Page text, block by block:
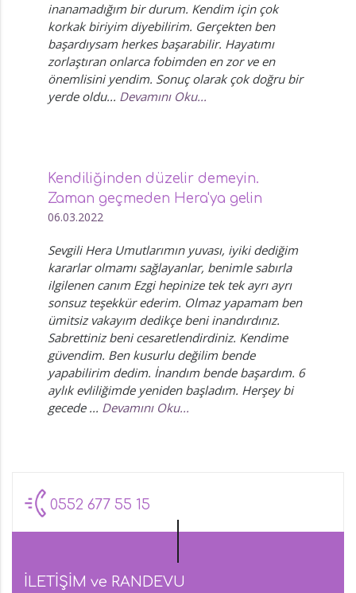
inanamadığım bir durum. Kendim için çok
korkak biriyim diyebilirim. Gerçekten ben
başardıysam herkes başarabilir. Hayatımı
zorlaştıran onlarca fobimden en zor ve en
önemlisini yendim. Sonuç olarak çok doğru bir
yerde oldu... Devamını Oku...
Kendiliğinden düzelir demeyin.
Zaman geçmeden Hera'ya gelin
06.03.2022
Sevgili Hera Umutlarımın yuvası, iyiki dediğim
kararlar olmamı sağlayanlar, benimle sabırla
ilgilenen canım Ezgi hepinize tek tek ayrı ayrı
sonsuz teşekkür ederim. Olmaz yapamam ben
ümitsiz vakayım dedikçe beni inandırdınız.
Sabrettiniz beni cesaretlendirdiniz. Kendime
güvendim. Ben kusurlu değilim bende
yapabilirim dedim. İnandım bende başardım. 6
aylık evliliğimde yeniden başladım. Herşey bi
gecede ... Devamını Oku...
0552 677 55 15
İLETİŞİM ve RANDEVU